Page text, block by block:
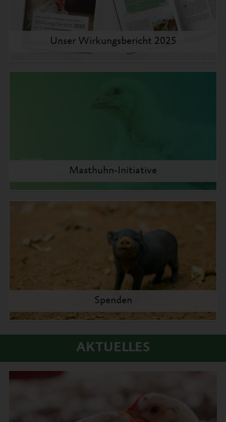
Unser Wirkungsbericht 2025
Masthuhn-Initiative
Spenden
AKTUELLES